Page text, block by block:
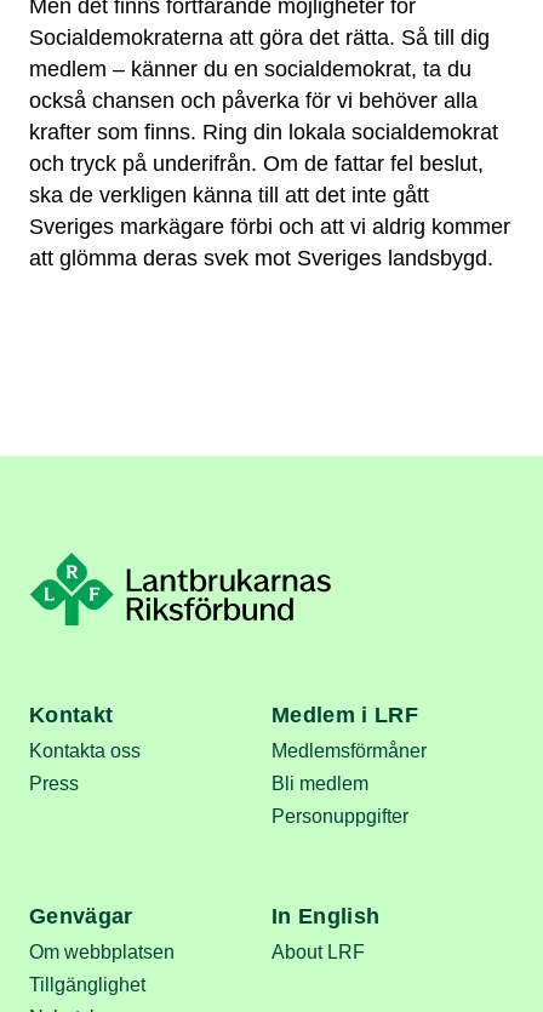
Men det finns fortfarande möjligheter för
Socialdemokraterna att göra det rätta. Så till dig
medlem – känner du en socialdemokrat, ta du
också chansen och påverka för vi behöver alla
krafter som finns. Ring din lokala socialdemokrat
och tryck på underifrån. Om de fattar fel beslut,
ska de verkligen känna till att det inte gått
Sveriges markägare förbi och att vi aldrig kommer
att glömma deras svek mot Sveriges landsbygd.
Kontakt
Kontakta oss
Press
Medlem i LRF
Medlemsförmåner
Bli medlem
Personuppgifter
Genvägar
Om webbplatsen
Tillgänglighet
In English
About LRF